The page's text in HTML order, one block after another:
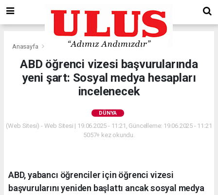
Anasayfa
ABD öğrenci vizesi başvurularında
yeni şart: Sosyal medya hesapları
incelenecek
DÜNYA
(Web Sitesi) - Web Sitesi | 19.06.2025 - 11:21, Güncelleme: 19.06.2025 - 11:21
5057+ kez okundu.
ABD, yabancı öğrenciler için öğrenci vizesi
başvurularını yeniden başlattı ancak sosyal medya